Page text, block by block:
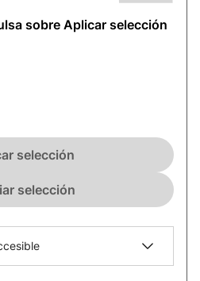
sobre Aplicar selección
selección
selección